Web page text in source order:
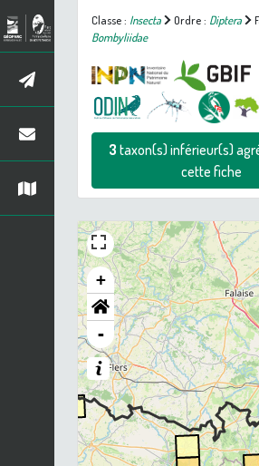
Classe : Insecta Ordre : Diptera
Bombyliidae
3taxon(s) inférieur(s)
cette fiche
+
-